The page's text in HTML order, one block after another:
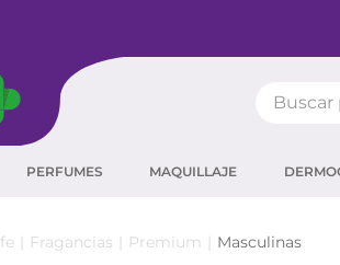
PERFUMES MAQUILLAJE
Fragancias Premium Masculinas